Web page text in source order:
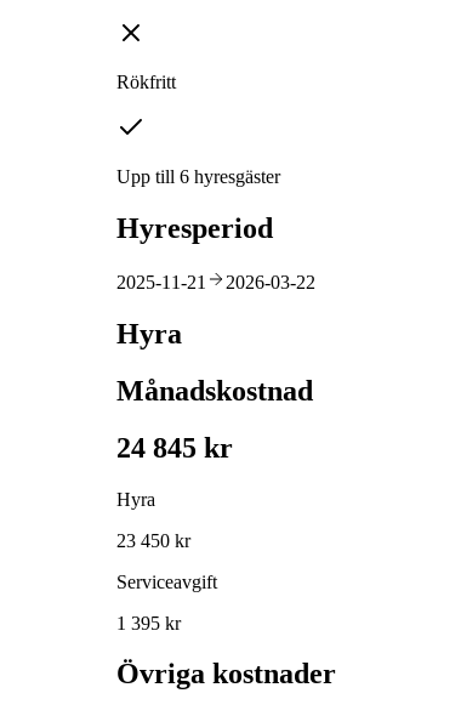
Rökfritt
Upp till 6 hyresgäster
Hyresperiod
2025-11-21 2026-03-22
Hyra
Månadskostnad
24 845 kr
Hyra
23 450 kr
Serviceavgift
1 395 kr
Övriga kostnader